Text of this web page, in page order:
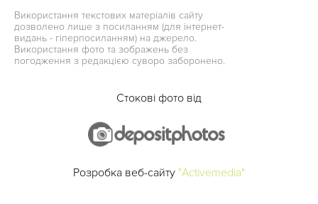
Використання текстових матеріалів сайту
дозволено лише з посиланням (для інтернет-
видань - гіперпосиланням) на джерело.
Використання фото та зображень без
погодження з редакцією суворо заборонено.
Стокові фото від
Розробка веб-сайту "Activemedia"